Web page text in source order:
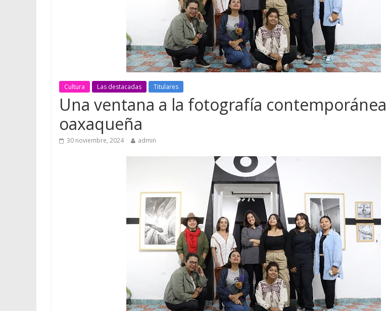
Cultura Las destacadas Titulares
Una ventana a la fotografía contemporánea
oaxaqueña
30 noviembre, 2024 admin